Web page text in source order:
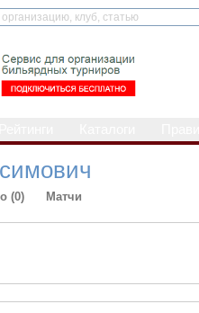
(0) Матчи